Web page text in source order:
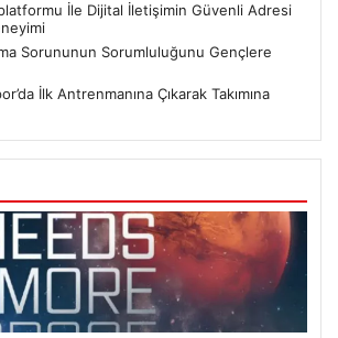
İle Dijital İletişimin Güvenli Adresi
Sorununun Sorumluluğunu Gençlere
İlk Antrenmanına Çıkarak Takımına